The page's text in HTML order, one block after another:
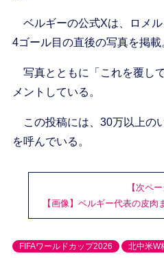
ベルギーの公式Xは、ロメ
4ゴール目の直後の写真を掲載
写真とともに「これを覆し
メントしている。
この投稿には、30万以上の
を呼んでいる。
【次ペー
【画像】ベルギー代表の皮
FIFAワールドカップ2026 北中米W